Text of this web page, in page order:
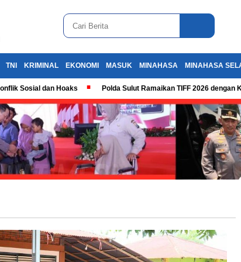
TNI KRIMINAL EKONOMI MASUK MINAHASA MINAHASA
Sosial dan Hoaks Polda Sulut Ramaikan TIFF 2026